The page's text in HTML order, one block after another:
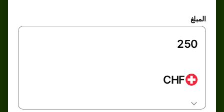
المبلغ
CHF